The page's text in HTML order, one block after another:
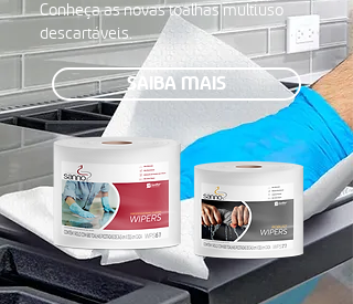
Conheça as novas toalhas multiuso
descartáveis.
SAIBA MAIS